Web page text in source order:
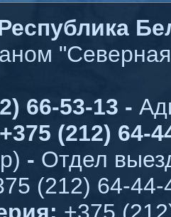
66-53-13 -
+375 (212) 64-
- Отдел
(212) 64-44-